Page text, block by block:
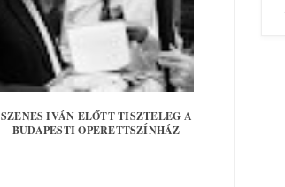
SZENES IVÁN ELŐTT TISZTELEG A
BUDAPESTI OPERETTSZÍNHÁZ